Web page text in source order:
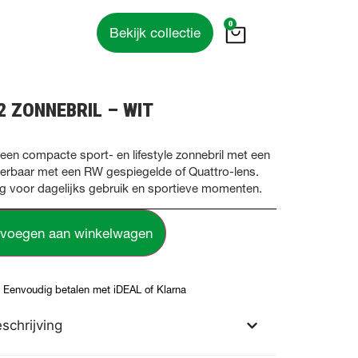
Bekijk collectie
0
ZONNEBRIL – WIT
compacte sport- en lifestyle zonnebril met een
met een RW gespiegelde of Quattro-lens.
voor dagelijks gebruik en sportieve momenten.
aan winkelwagen
Eenvoudig betalen met iDEAL of Klarna